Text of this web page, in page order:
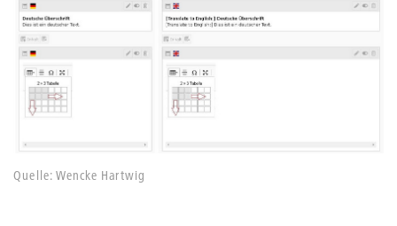
Quelle: Wencke Hartwig